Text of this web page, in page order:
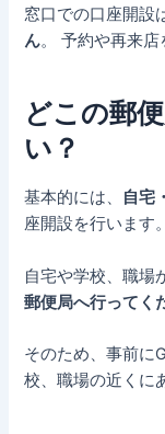
窓口での口座開設
ん。 予約や再来店
どこの郵
い？
基本的には、 自宅
座開設を行います。
自宅や学校、職場
郵便局へ行ってく
そのため、事前に
校、職場の近くに